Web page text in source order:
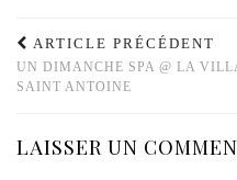
ARTICLE PRÉCÉDENT
UN DIMANCHE SPA @ LA
SAINT ANTOINE
LAISSER UN